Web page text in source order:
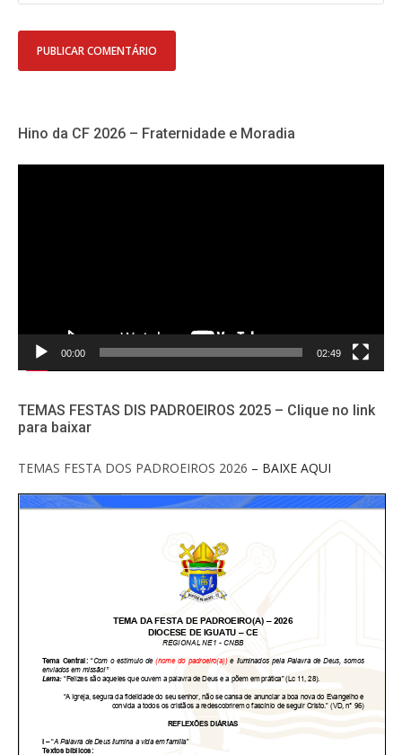
Hino da CF 2026 – Fraternidade e Moradia
00:00 02:49
TEMAS FESTAS DIS PADROEIROS 2025 – Clique no link
para baixar
TEMAS FESTA DOS PADROEIROS 2026 – BAIXE AQUI